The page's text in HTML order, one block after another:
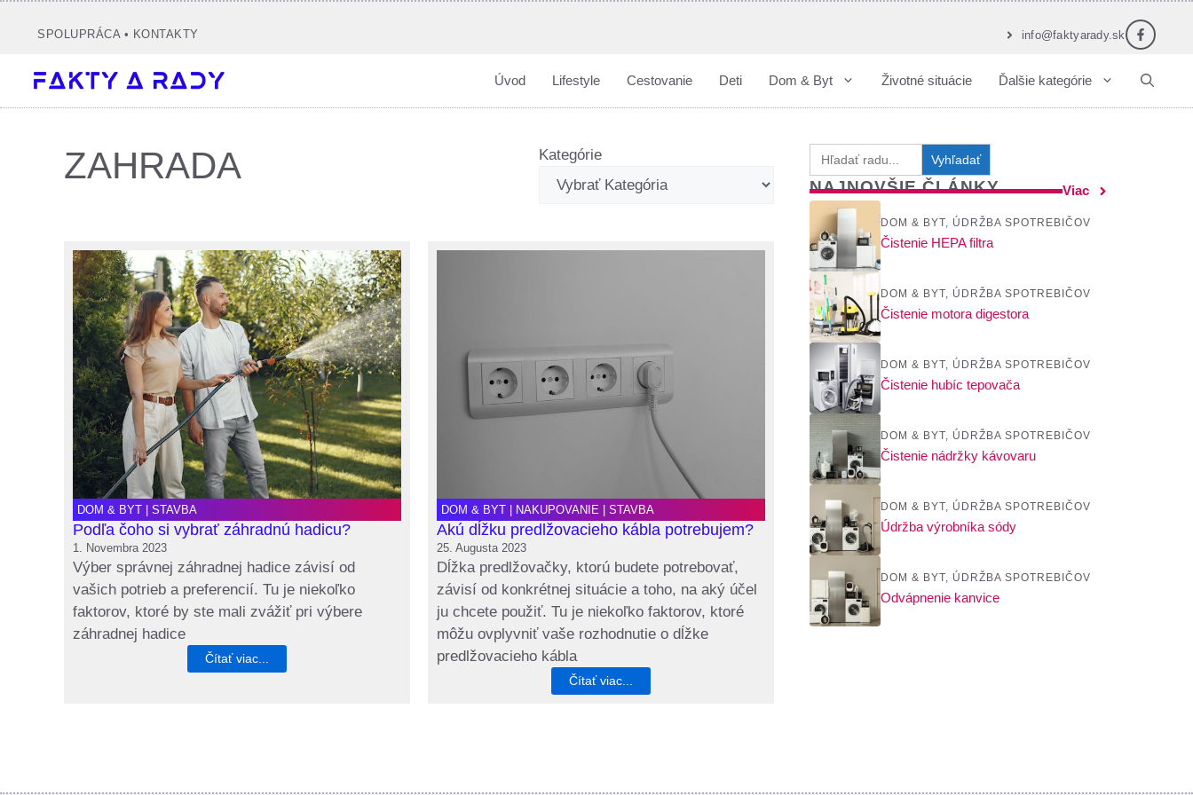
SPOLUPRÁCA• KONTAKTY info@faktyarady.sk
Úvod Lifestyle Cestovanie Deti Dom & Byt Životné situácie Ďalšie kategórie
ZAHRADA Kategórie
DOM & BYT STAVBA
Podľa čoho si vybrať záhradnú hadicu?
1. Novembra 2023
Výber správnej záhradnej hadice závisí od
vašich potrieb a preferencií. Tu je niekoľko
faktorov, ktoré by ste mali zvážiť pri výbere
záhradnej hadice
Čítať viac...
DOM & BYT NAKUPOVANIE STAVBA
Akú dĺžku predlžovacieho kábla potrebujem?
25. Augusta 2023
Dĺžka predlžovačky, ktorú budete potrebovať,
závisí od konkrétnej situácie a toho, na aký účel
ju chcete použiť. Tu je niekoľko faktorov, ktoré
môžu ovplyvniť vaše rozhodnutie o dĺžke
predlžovacieho kábla
Čítať viac...
for:
NAJNOVŠIE ČLÁNKY Viac
DOM & BYT, ÚDRŽBA SPOTREBIČOV
Čistenie HEPA filtra
DOM & BYT, ÚDRŽBA SPOTREBIČOV
Čistenie motora digestora
DOM & BYT, ÚDRŽBA SPOTREBIČOV
Čistenie hubíc tepovača
DOM & BYT, ÚDRŽBA SPOTREBIČOV
Čistenie nádržky kávovaru
DOM & BYT, ÚDRŽBA SPOTREBIČOV
Údržba výrobníka sódy
DOM & BYT, ÚDRŽBA SPOTREBIČOV
Odvápnenie kanvice